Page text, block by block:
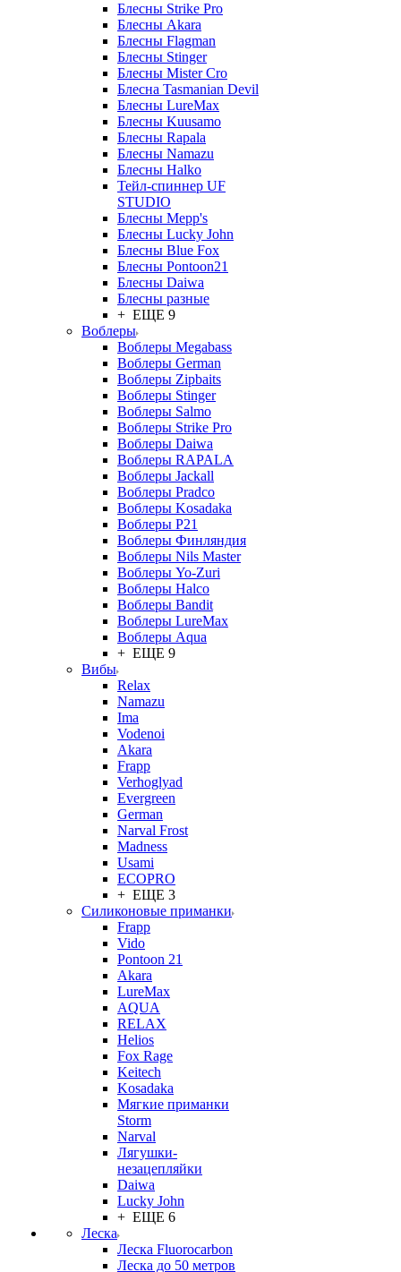
Блесны Strike Pro
Блесны Akara
Блесны Flagman
Блесны Stinger
Блесны Mister Cro
Блесна Tasmanian Devil
Блесны LureMax
Блесны Kuusamo
Блесны Rapala
Блесны Namazu
Блесны Halko
Тейл-спиннер UF
STUDIO
Блесны Mepp's
Блесны Lucky John
Блесны Blue Fox
Блесны Pontoon21
Блесны Daiwa
Блесны разные
+ ЕЩЕ 9
Воблеры
Воблеры Megabass
Воблеры German
Воблеры Zipbaits
Воблеры Stinger
Воблеры Salmo
Воблеры Strike Pro
Воблеры Daiwa
Воблеры RAPALA
Воблеры Jackall
Воблеры Pradco
Воблеры Kosadaka
Воблеры P21
Воблеры Финляндия
Воблеры Nils Master
Воблеры Yo-Zuri
Воблеры Halco
Воблеры Bandit
Воблеры LureMax
Воблеры Aqua
+ ЕЩЕ 9
Вибы
Relax
Namazu
Ima
Vodenoi
Akara
Frapp
Verhoglyad
Evergreen
German
Narval Frost
Madness
Usami
ECOPRO
+ ЕЩЕ 3
Силиконовые приманки
Frapp
Vido
Pontoon 21
Akara
LureMax
AQUA
RELAX
Helios
Fox Rage
Keitech
Kosadaka
Мягкие приманки
Storm
Narval
Лягушки-
незацепляйки
Daiwa
Lucky John
+ ЕЩЕ 6
Леска
Леска Fluorocarbon
Леска до 50 метров